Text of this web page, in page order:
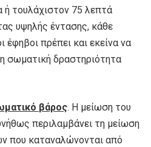
τουλάχιστον 75 λεπτά
υψηλής έντασης, κάθε
έφηβοι πρέπει και εκείνα να
σωματική δραστηριότητα
βάρος. Η μείωση του
περιλαμβάνει τη μείωση
που καταναλώνονται από